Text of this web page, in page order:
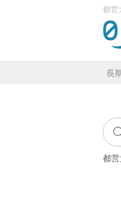
都営
長
都